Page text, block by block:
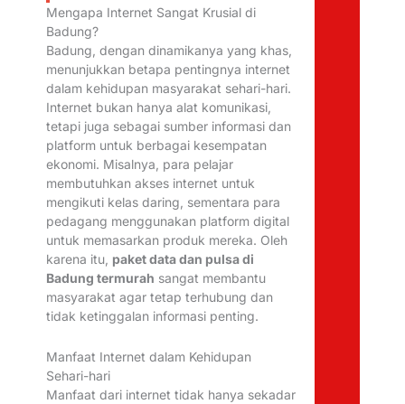
Mengapa Internet Sangat Krusial di
Badung?
Badung, dengan dinamikanya yang khas,
menunjukkan betapa pentingnya internet
dalam kehidupan masyarakat sehari-hari.
Internet bukan hanya alat komunikasi,
tetapi juga sebagai sumber informasi dan
platform untuk berbagai kesempatan
ekonomi. Misalnya, para pelajar
membutuhkan akses internet untuk
mengikuti kelas daring, sementara para
pedagang menggunakan platform digital
untuk memasarkan produk mereka. Oleh
karena itu, paket data dan pulsa di
Badung termurah sangat membantu
masyarakat agar tetap terhubung dan
tidak ketinggalan informasi penting.
Manfaat Internet dalam Kehidupan
Sehari-hari
Manfaat dari internet tidak hanya sekadar